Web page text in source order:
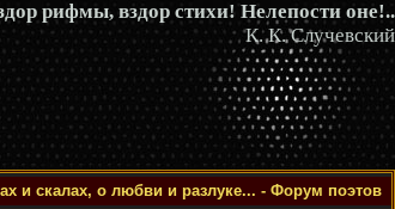
рифмы, вздор стихи! Нелепости оне!..
К. К. Случевский
и скалах, о любви и разлуке... - Форум поэтов